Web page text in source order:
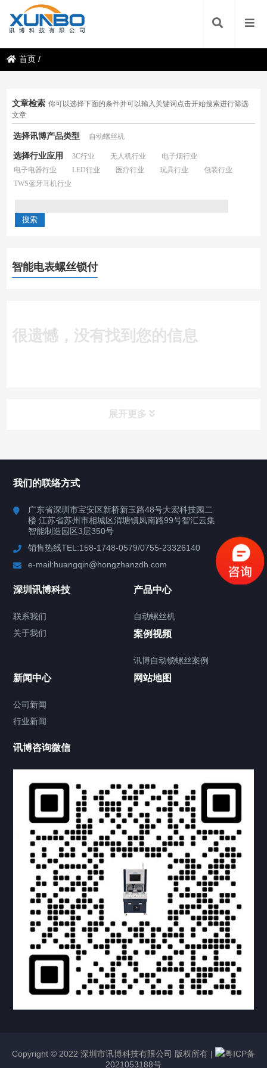
首页 /
文章检索 你可以选择下面的条件并可以输入关键词点击开始搜索进行筛选
文章
选择讯博产品类型 自动螺丝机
选择行业应用 3C行业 无人机行业
电子烟行业
电子电器行业
LED行业 医疗行业 玩具行业
包装行业
TWS蓝牙耳机行业
智能电表螺丝锁付
很遗憾，没有找到您的信息
展开更多
行业案例
联系我们
关于我们
提交您的需求，获取产品资料与报价
我们的联络方式
广东省深圳市宝安区新桥新玉路48号大宏科技园二
楼 江苏省苏州市相城区渭塘镇凤南路99号智汇云集
智能制造园区3层350号
销售热线TEL:158-1748-0579/0755-23326140
e-mail:huangqin@hongzhanzdh.com
深圳讯博科技
联系我们
关于我们
产品中心
自动螺丝机
案例视频
讯博自动锁螺丝案例
新闻中心
公司新闻
行业新闻
网站地图
讯博咨询微信
Copyright © 2022 深圳市讯博科技有限公司 版权所有 |
粤ICP备
2021053188号